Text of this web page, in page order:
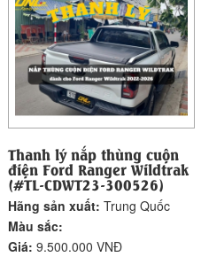
Thanh lý nắp thùng cuộn
điện Ford Ranger Wildtrak
(#TL-CDWT23-300526)
Hãng sản xuất:Trung Quốc
Màu sắc:
Giá:9.500.000 VNĐ